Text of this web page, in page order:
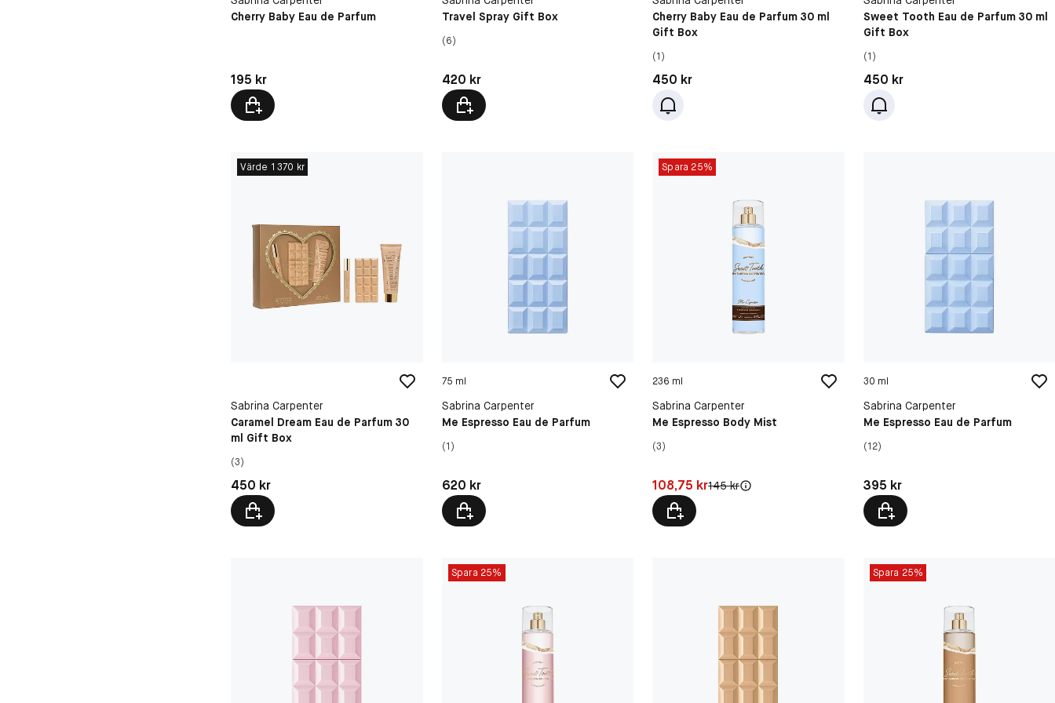
Cherry Baby Eau de Parfum
Pris: 195 kr
195 kr
Travel Spray Gift Box
(6)
Pris: 420 kr
420 kr
Cherry Baby Eau de Parfum 30 ml
Gift Box
(1)
Pris: 450 kr
450 kr
Sweet Tooth Eau de Parfum 30 ml
Gift Box
(1)
Pris: 450 kr
450 kr
Värde 1 370 kr
Sabrina Carpenter
Caramel Dream Eau de Parfum 30
ml Gift Box
(3)
Pris: 450 kr
450 kr
75 ml
Sabrina Carpenter
Me Espresso Eau de Parfum
(1)
Pris: 620 kr
620 kr
Spara 25%
236 ml
Sabrina Carpenter
Me Espresso Body Mist
(3)
Pris: 108,75 kr
108,75 krOriginal pris:
145 kr
30 ml
Sabrina Carpenter
Me Espresso Eau de Parfum
(12)
Pris: 395 kr
395 kr
Spara 25% Spara 25%